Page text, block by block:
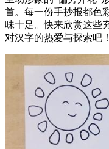
首。每一份手抄报都色
味十足。快来欣赏这些
对汉字的热爱与探索吧！